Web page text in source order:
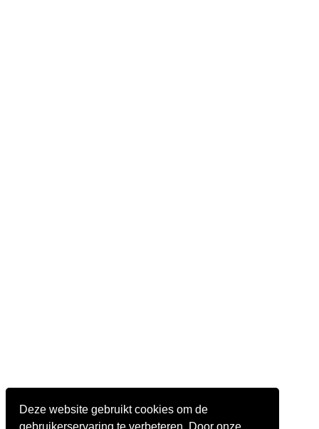
Deze website gebruikt cookies om de
gebruikerservaring te verbeteren. Door onze